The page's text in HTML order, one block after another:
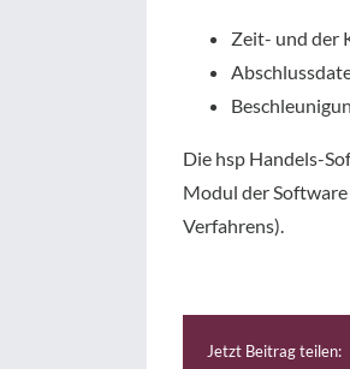
Zeit- und der
Die hsp Handels-
Modul der Software
Verfahrens).
Jetzt Beitrag teilen: